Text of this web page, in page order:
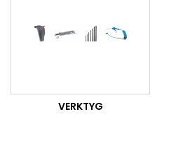
VERKTYG